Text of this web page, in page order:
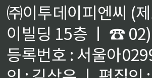
㈜이투데이피엔씨 (
이빌딩 15층 ㅣ ☎
등록번호 : 서울아